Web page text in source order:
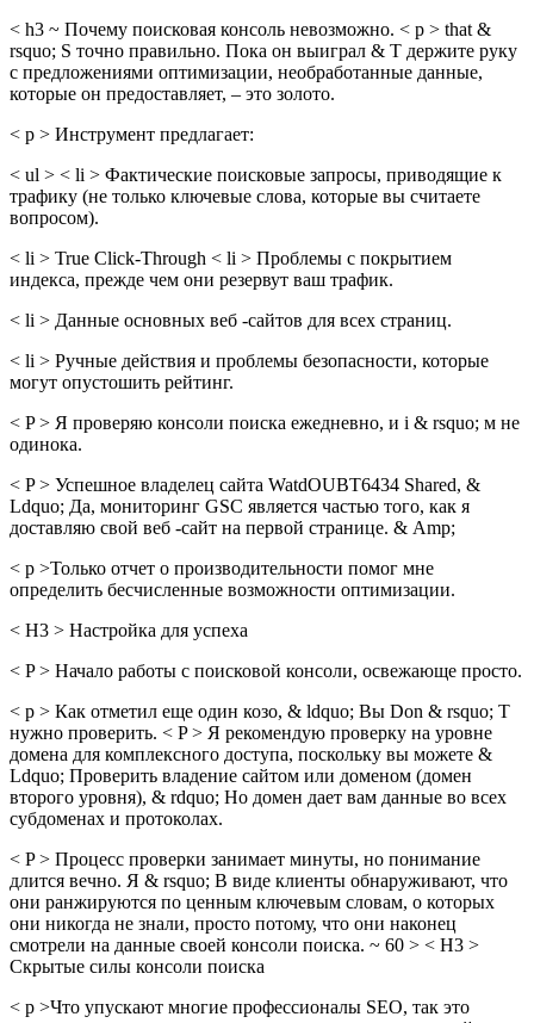
< h3 ~ Почему поисковая консоль невозможно. < p > that &
rsquo; S точно правильно. Пока он выиграл & T держите руку
с предложениями оптимизации, необработанные данные,
которые он предоставляет, – это золото.
< p > Инструмент предлагает:
< ul > < li > Фактические поисковые запросы, приводящие к
трафику (не только ключевые слова, которые вы считаете
вопросом).
< li > True Click-Through < li > Проблемы с покрытием
индекса, прежде чем они резервут ваш трафик.
< li > Данные основных веб -сайтов для всех страниц.
< li > Ручные действия и проблемы безопасности, которые
могут опустошить рейтинг.
< P > Я проверяю консоли поиска ежедневно, и i & rsquo; м не
одинока.
< P > Успешное владелец сайта WatdOUBT6434 Shared, &
Ldquo; Да, мониторинг GSC является частью того, как я
доставляю свой веб -сайт на первой странице. & Amp;
< p >Только отчет о производительности помог мне
определить бесчисленные возможности оптимизации.
< H3 > Настройка для успеха
< P > Начало работы с поисковой консоли, освежающе просто.
< p > Как отметил еще один козо, & ldquo; Вы Don & rsquo; Т
нужно проверить. < P > Я рекомендую проверку на уровне
домена для комплексного доступа, поскольку вы можете &
Ldquo; Проверить владение сайтом или доменом (домен
второго уровня), & rdquo; Но домен дает вам данные во всех
субдоменах и протоколах.
< P > Процесс проверки занимает минуты, но понимание
длится вечно. Я & rsquo; В виде клиенты обнаруживают, что
они ранжируются по ценным ключевым словам, о которых
они никогда не знали, просто потому, что они наконец
смотрели на данные своей консоли поиска. ~ 60 > < H3 >
Скрытые силы консоли поиска
< p >Что упускают многие профессионалы SEO, так это